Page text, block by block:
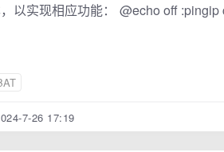
以实现相应功能： @echo off
7-26 17:19